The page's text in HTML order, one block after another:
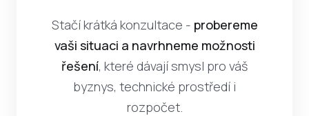
Stačí krátká konzultace - probereme
vaši situaci a navrhneme možnosti
řešení, které dávají smysl pro váš
byznys, technické prostředí i
rozpočet.